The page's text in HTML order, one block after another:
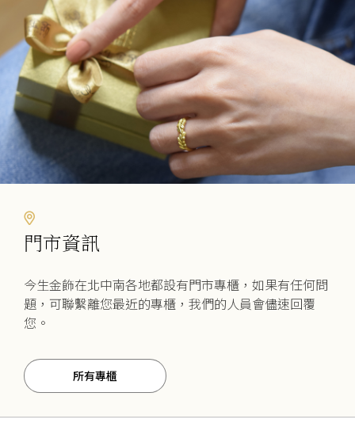
門市資訊
今生金飾在北中南各地都設有門市專櫃，如果有任何問
題，可聯繫離您最近的專櫃，我們的人員會儘速回覆
您。
所有專櫃